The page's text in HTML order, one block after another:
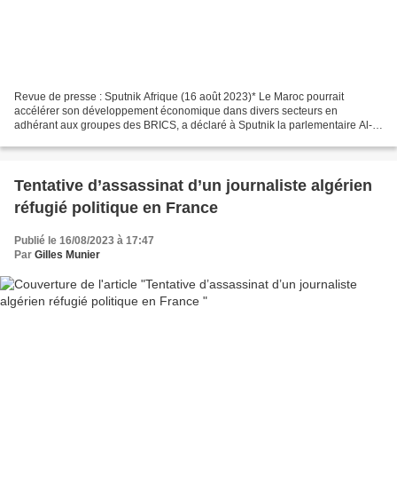
Revue de presse : Sputnik Afrique (16 août 2023)* Le Maroc pourrait
accélérer son développement économique dans divers secteurs en
adhérant aux groupes des BRICS, a déclaré à Sputnik la parlementaire Al-
Tentative d’assassinat d’un journaliste algérien
réfugié politique en France
Publié le 16/08/2023 à 17:47
Par Gilles Munier